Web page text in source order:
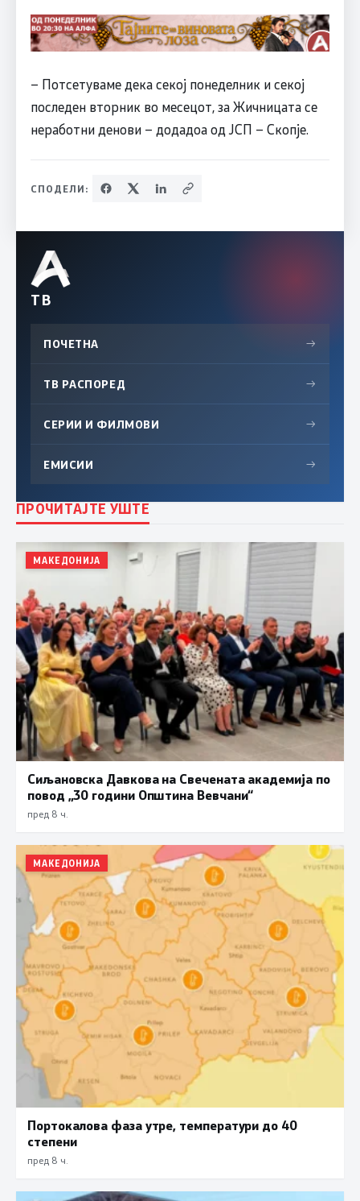
– Потсетуваме дека секој понеделник и секој
последен вторник во месецот, за Жичницата се
неработни денови – додадоа од ЈСП – Скопје.
СПОДЕЛИ:
ТВ
ПОЧЕТНА →
ТВ РАСПОРЕД →
СЕРИИ И ФИЛМОВИ →
ЕМИСИИ →
ПРОЧИТАЈТЕ УШТЕ
МАКЕДОНИЈА
Сиљановска Давкова на Свечената академија по
повод „30 години Општина Вевчани“
пред 8 ч.
МАКЕДОНИЈА
Портокалова фаза утре, температури до 40
степени
пред 8 ч.